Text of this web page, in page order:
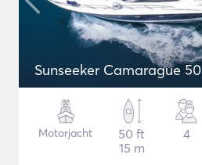
Sunseeker Camarague 50
Motorjacht
50 ft
15 m
4